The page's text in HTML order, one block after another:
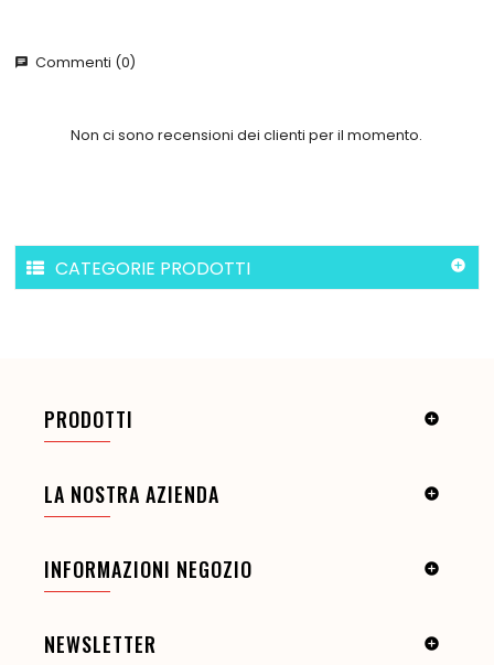
chat Commenti (0)
Non ci sono recensioni dei clienti per il momento.
CATEGORIE PRODOTTI 
PRODOTTI 
LA NOSTRA AZIENDA 
INFORMAZIONI NEGOZIO 
NEWSLETTER 